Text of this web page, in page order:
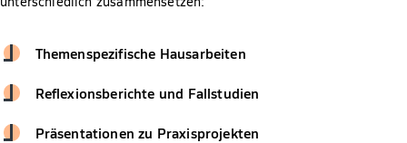
Themenspezifische Hausarbeiten
Reflexionsberichte und Fallstudien
Präsentationen zu Praxisprojekten